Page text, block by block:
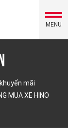
MENU
mãi
MUA XE HINO